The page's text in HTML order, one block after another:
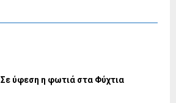
Σε ύφεση η φωτιά στα Φύχτια